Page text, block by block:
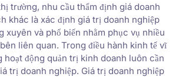
trường, nhu cầu thẩm định giá doanh
khác là xác định giá trị doanh nghiệp
xuyên và phổ biến nhằm phục vụ nhiều
liên quan. Trong điều hành kinh tế vĩ
hoạt động quản trị kinh doanh luôn cần
trị doanh nghiệp. Giá trị doanh nghiệp